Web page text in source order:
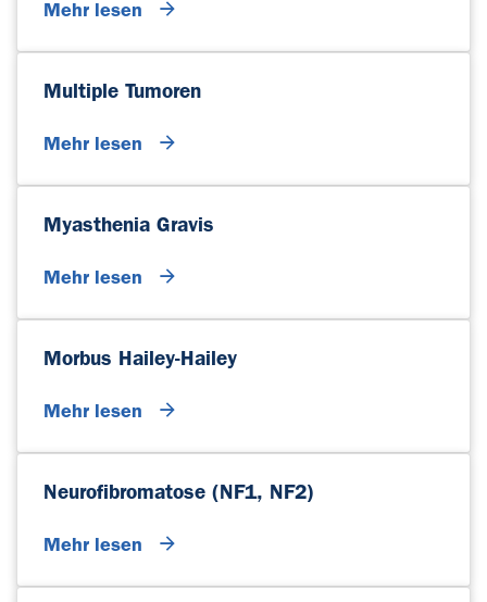
Mehr lesen
Multiple Tumoren
Mehr lesen
Myasthenia Gravis
Mehr lesen
Morbus Hailey-Hailey
Mehr lesen
Neurofibromatose (NF1, NF2)
Mehr lesen